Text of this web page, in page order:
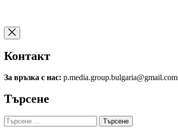
Контакт
За връзка с нас: p.media.group.bulgaria@gmail.com
Търсене
Търсене
за: